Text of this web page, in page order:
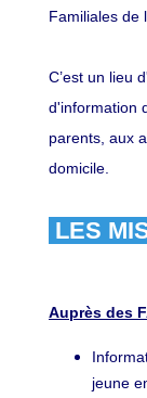
Familiales de
C’est un lieu
d'information
parents, aux
domicile.
LES
Auprès des
jeune